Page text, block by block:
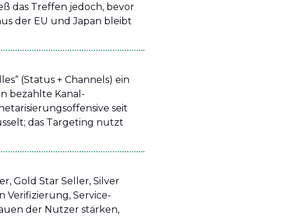
das Treffen jedoch, bevor
der EU und Japan bleibt
(Status + Channels) ein
bezahlte Kanal-
seit
das Targeting nutzt
Gold Star Seller, Silver
Verifizierung, Service-
der Nutzer stärken,